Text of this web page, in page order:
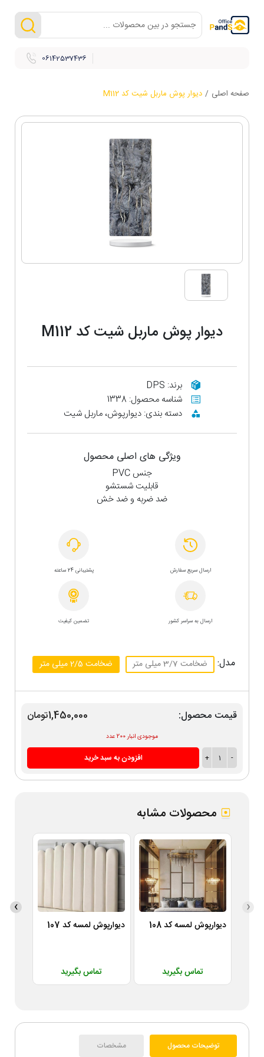
06142537436
صفحه اصلی / دیوار پوش ماربل شیت کد M112
دیوار پوش ماربل شیت کد M112
برند: DPS
شناسه محصول: 1338
دسته بندی: دیوارپوش، ماربل شیت
ویژگی های اصلی محصول
جنس PVC
قابلیت شستشو
ضد ضربه و ضد خش
ارسال سریع سفارش پشتیبانی 24 ساعته
ارسال به سراسر کشور تضمین کیفیت
مدل: ضخامت 3/7 میلی متر ضخامت 2/5 میلی متر
قیمت محصول: 1,450,000تومان
موجودی انبار 200 عدد
-
1
+ افزودن به سبد خرید
محصولات مشابه
دیوارپوش لمسه کد 108
تماس بگیرید
دیوارپوش لمسه کد 107
تماس بگیرید
‹
›
توضیحات محصول مشخصات